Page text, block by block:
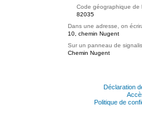
Code géographique de
82035
Dans une adresse, on
10, chemin Nugent
Sur un panneau de
Chemin Nugent
Déclaration
Politique de